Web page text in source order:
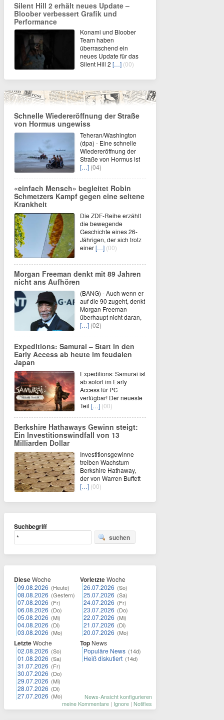
Silent Hill 2 erhält neues Update –
Bloober verbessert Grafik und
Performance
Konami und Bloober
Team haben
überraschend ein
neues Update für das
Silent Hill 2 […] (00)
Schnelle Wiedereröffnung der Straße
von Hormus ungewiss
Teheran/Washington
(dpa) - Eine schnelle
Wiedereröffnung der
Straße von Hormus ist
[…] (04)
«einfach Mensch» begleitet Robin
Schmetzers Kampf gegen eine seltene
Krankheit
Die ZDF-Reihe erzählt
die bewegende
Geschichte eines 26-
Jährigen, der sich trotz
einer[…] (00)
Morgan Freeman denkt mit 89 Jahren
nicht ans Aufhören
(BANG) - Auch wenn er
auf die 90 zugeht, denkt
Morgan Freeman
überhaupt nicht daran,
[…] (02)
Expeditions: Samurai – Start in den
Early Access ab heute im feudalen
Japan
Expeditions: Samurai ist
ab sofort im Early
Access für PC
verfügbar! Der neueste
Teil […] (00)
Berkshire Hathaways Gewinn steigt:
Ein Investitionswindfall von 13
Milliarden Dollar
Investitionsgewinne
treiben Wachstum
Berkshire Hathaway,
der von Warren Buffett
[…] (00)
Suchbegriff
suchen
DieseWoche
09.08.2026 (Heute)
08.08.2026 (Gestern)
07.08.2026 (Fr)
06.08.2026 (Do)
05.08.2026 (Mi)
04.08.2026 (Di)
03.08.2026 (Mo)
LetzteWoche
02.08.2026 (So)
01.08.2026 (Sa)
31.07.2026 (Fr)
30.07.2026 (Do)
29.07.2026 (Mi)
28.07.2026 (Di)
27.07.2026 (Mo)
VorletzteWoche
26.07.2026 (So)
25.07.2026 (Sa)
24.07.2026 (Fr)
23.07.2026 (Do)
22.07.2026 (Mi)
21.07.2026 (Di)
20.07.2026 (Mo)
Top News
Populäre News (14d)
Heiß diskutiert (14d)
News-Ansicht konfigurieren
meine Kommentare | Ignore | Notifies